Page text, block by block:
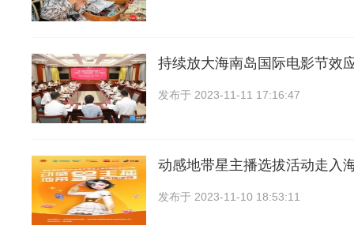
持续放大海南岛国际电影节效
发布于 2023-11-11 17:16:47
动感地带星主播选拔活动走入
发布于 2023-11-10 18:53:11